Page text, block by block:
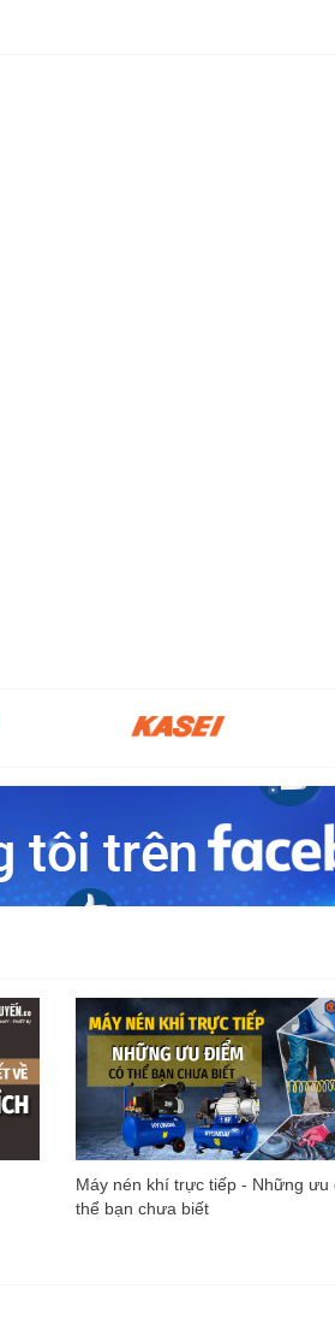
Máy nén khí trực tiếp - Những ưu
thể bạn chưa biết